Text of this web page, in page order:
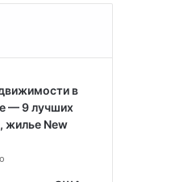
в
— 9 лучших
жилье New